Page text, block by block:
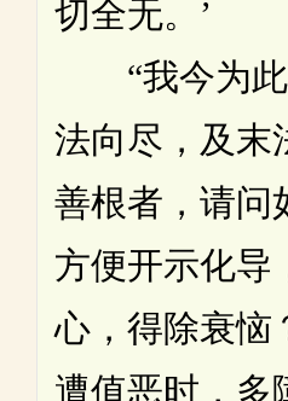
切全无。’
“我今为此
法向尽，及末
善根者，请问
方便开示化导
心，得除衰恼
遭值恶时，多